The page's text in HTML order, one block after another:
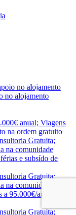
no alojamento
no alojamento
anual; Viagens
na ordem gratuito
Gratuita;
na comunidade
e subsído de
Gratuita;
na comunidade
95.000€/ano; férias
Gratuita;